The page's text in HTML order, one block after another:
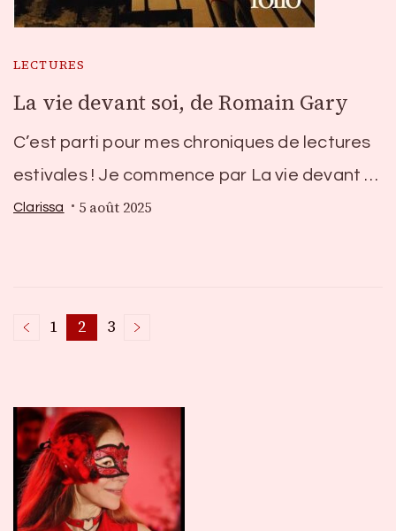
LECTURES
La vie devant soi, de Romain Gary
C’est parti pour mes chroniques de lectures
estivales ! Je commence par La vie devant …
Clarissa 5 août 2025
Pagination
des
publications
Page
1 Page
2 Page
3